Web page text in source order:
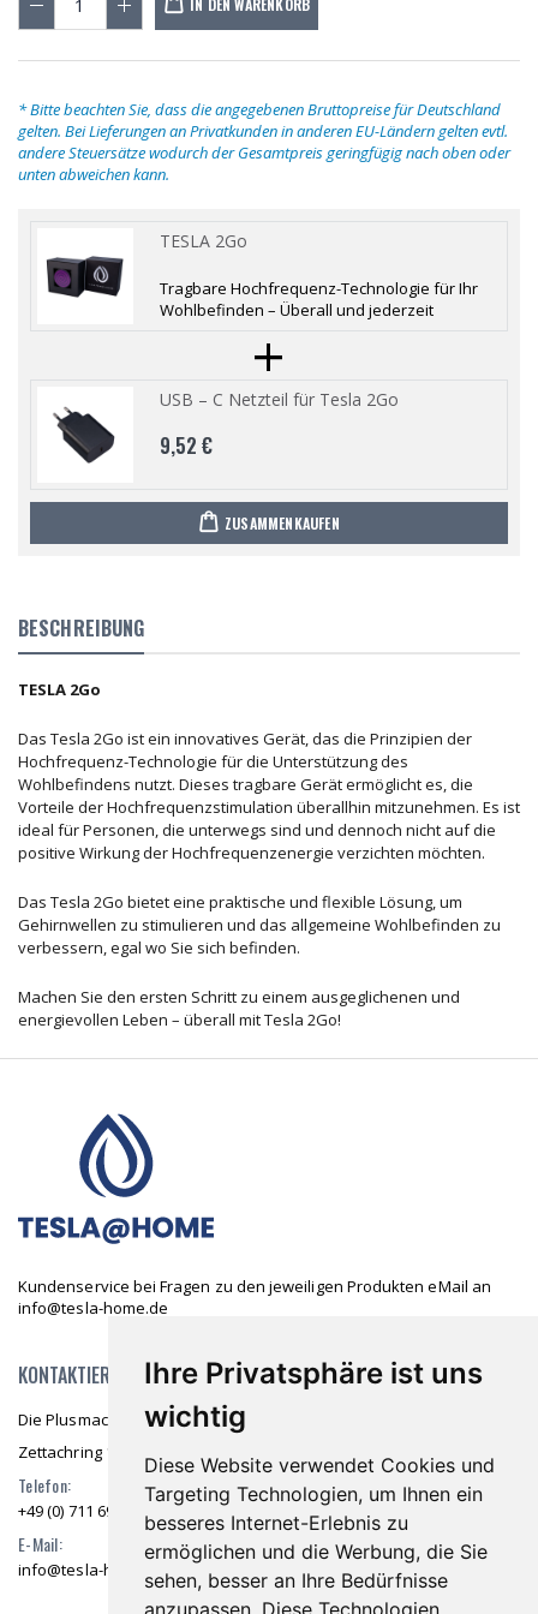
Ihre Privatsphäre ist uns
wichtig
Diese Website verwendet Cookies und
Targeting Technologien, um Ihnen ein
besseres Internet-Erlebnis zu
ermöglichen und die Werbung, die Sie
sehen, besser an Ihre Bedürfnisse
anzupassen. Diese Technologien
IN DEN WARENKORB
* Bitte beachten Sie, dass die angegebenen Bruttopreise für Deutschland
gelten. Bei Lieferungen an Privatkunden in anderen EU-Ländern gelten evtl.
andere Steuersätze wodurch der Gesamtpreis geringfügig nach oben oder
unten abweichen kann.
TESLA 2Go
Tragbare Hochfrequenz-Technologie für Ihr
Wohlbefinden – Überall und jederzeit
+
USB – C Netzteil für Tesla 2Go
9,52 €
ZUSAMMENKAUFEN
BESCHREIBUNG
TESLA 2Go
Das Tesla 2Go ist ein innovatives Gerät, das die Prinzipien der
Hochfrequenz-Technologie für die Unterstützung des
Wohlbefindens nutzt. Dieses tragbare Gerät ermöglicht es, die
Vorteile der Hochfrequenzstimulation überallhin mitzunehmen. Es ist
ideal für Personen, die unterwegs sind und dennoch nicht auf die
positive Wirkung der Hochfrequenzenergie verzichten möchten.
Das Tesla 2Go bietet eine praktische und flexible Lösung, um
Gehirnwellen zu stimulieren und das allgemeine Wohlbefinden zu
verbessern, egal wo Sie sich befinden.
Machen Sie den ersten Schritt zu einem ausgeglichenen und
energievollen Leben – überall mit Tesla 2Go!
Kundenservice bei Fragen zu den jeweiligen Produkten eMail an
info@tesla-home.de
KONTAKTIEREN SIE UNS
Die Plusmacher GmbH & Co. KG
Zettachring 10 70567 Stuttgart
Telefon:
+49 (0) 711 69976 36
E-Mail:
info@tesla-home.de